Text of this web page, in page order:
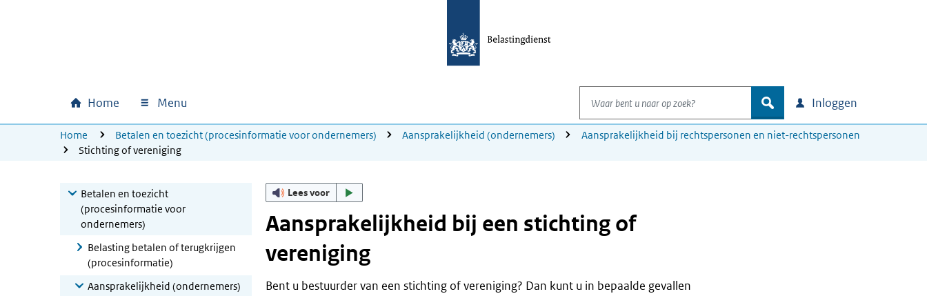
Hoofdnavigatie
Home Menu
Waar bent u naar op zoek?
zoek Inloggen
U bevindt zich hier:
Home Betalen en toezicht (procesinformatie voor ondernemers) Aansprakelijkheid (ondernemers)
Aansprakelijkheid bij rechtspersonen en niet-rechtspersonen
Stichting of vereniging
Betalen en toezicht
(procesinformatie voor
ondernemers)
Belasting betalen of terugkrijgen
(procesinformatie)
Aansprakelijkheid (ondernemers)
Lees voor
Aansprakelijkheid bij een stichting of
vereniging
Bent u bestuurder van een stichting of vereniging? Dan kunt u in bepaalde gevallen